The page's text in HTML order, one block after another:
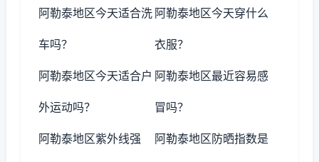
阿勒泰地区今天适合洗
车吗？
阿勒泰地区今天穿什么
衣服？
阿勒泰地区今天适合户
外运动吗？
阿勒泰地区最近容易感
冒吗？
阿勒泰地区紫外线强 阿勒泰地区防晒指数是